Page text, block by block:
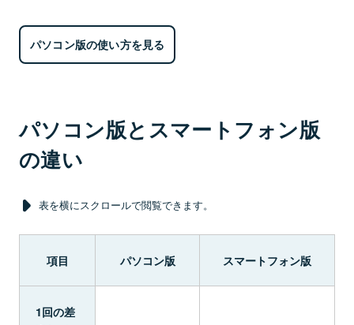
パソコン版の使い方を見る
パソコン版とスマートフォン版
の違い
表を横にスクロールで閲覧できます。
項目 パソコン版 スマートフォン版
1回の差